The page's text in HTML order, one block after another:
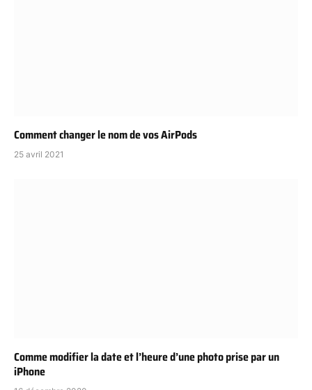
Comment changer le nom de vos AirPods
25 avril 2021
Comme modifier la date et l’heure d’une photo prise par un
iPhone